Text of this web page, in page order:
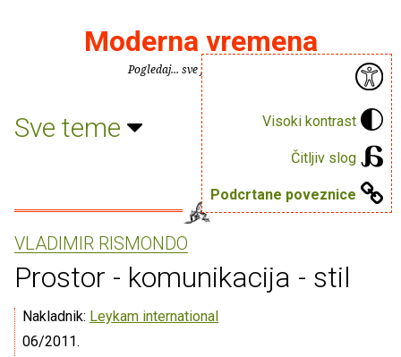
Visoki kontrast
Čitljiv slog
Podcrtane poveznice
Moderna vremena
Pogledaj... sve je puno knjiga.
Sve teme
VLADIMIR RISMONDO
Prostor - komunikacija - stil
Nakladnik: Leykam international
06/2011.